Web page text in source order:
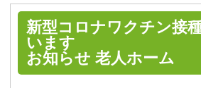
新型コロナワクチン接
います
お知らせ 老人ホーム